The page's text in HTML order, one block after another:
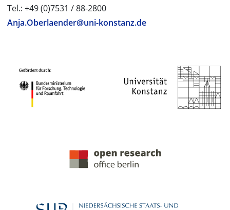
Tel.: +49 (0)7531 / 88-2800
Anja.Oberlaender@uni-konstanz.de